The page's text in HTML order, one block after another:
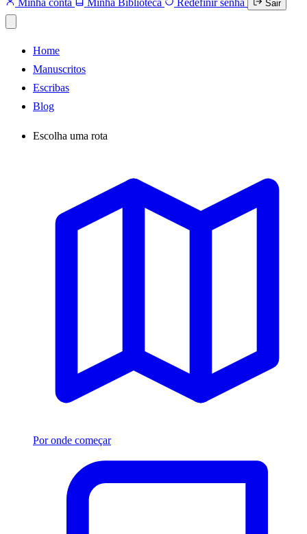
Minha conta Minha Biblioteca Redefinir senha Sair
Home
Manuscritos
Escribas
Blog
Escolha uma rota
Por onde começar